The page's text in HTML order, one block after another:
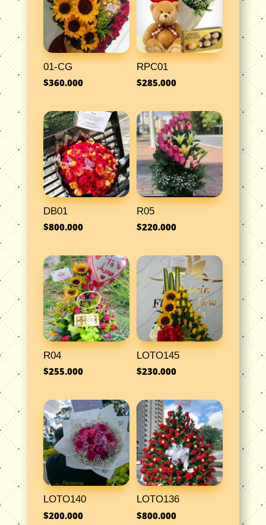
01-CG
$360.000
RPC01
$285.000
DB01
$800.000
R05
$220.000
R04
$255.000
LOTO145
$230.000
LOTO140
$200.000
LOTO136
$800.000